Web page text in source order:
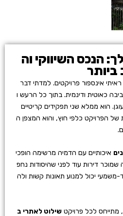
הנכס השיווקי וה
ראיתי אינספור פרויקטים. למדתי דבר
כאוטית ודינמית. בתוך כל הרעש ו
הוא ממלא שני תפקידים קריטיים
הפרויקט כלפי חוץ, והוא המצפן ה
איכותיים עם הדמיה מרשימה הופכי
דירות עוד לפני שהיסודות נחפ
יכול למנוע תאונות קשות ולה
לכל פרויקטשילוט לאתרי ב